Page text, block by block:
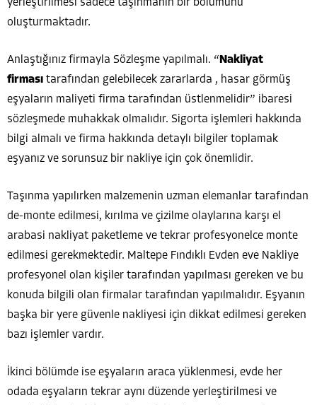
yerleştirilmesi sadece taşınmanın bir bölümünü
oluşturmaktadır.
Anlaştığınız firmayla Sözleşme yapılmalı. “ Nakliyat
firması tarafından gelebilecek zararlarda , hasar görmüş
eşyaların maliyeti firma tarafından üstlenmelidir” ibaresi
sözleşmede muhakkak olmalıdır. Sigorta işlemleri hakkında
bilgi almalı ve firma hakkında detaylı bilgiler toplamak
eşyanız ve sorunsuz bir nakliye için çok önemlidir.
Taşınma yapılırken malzemenin uzman elemanlar tarafından
de-monte edilmesi, kırılma ve çizilme olaylarına karşı el
arabasi nakliyat paketleme ve tekrar profesyonelce monte
edilmesi gerekmektedir. Maltepe Fındıklı Evden eve Nakliye
profesyonel olan kişiler tarafından yapılması gereken ve bu
konuda bilgili olan firmalar tarafından yapılmalıdır. Eşyanın
başka bir yere güvenle nakliyesi için dikkat edilmesi gereken
bazı işlemler vardır.
İkinci bölümde ise eşyaların araca yüklenmesi, evde her
odada eşyaların tekrar aynı düzende yerleştirilmesi ve